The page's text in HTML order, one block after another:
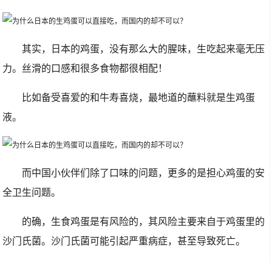
其实，日本的鸡蛋，没有那么大的腥味，生吃起来毫无压
力。丝滑的口感和很多食物都很相配！
比如备受喜爱的和牛寿喜烧，最地道的蘸料就是生鸡蛋
液。
而中国小伙伴们除了口味的问题，更多的是担心鸡蛋的安
全卫生问题。
的确，生食鸡蛋是有风险的，其风险主要来自于鸡蛋里的
沙门氏菌。沙门氏菌可能引起严重病症，甚至导致死亡。